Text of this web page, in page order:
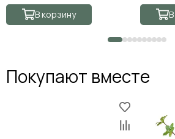
В корзину
Покупают вместе